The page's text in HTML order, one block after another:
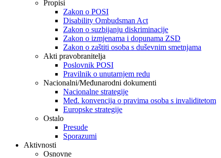
Propisi
Zakon o POSI
Disability Ombudsman Act
Zakon o suzbijanju diskriminacije
Zakon o izmjenama i dopunama ZSD
Zakon o zaštiti osoba s duševnim smetnjama
Akti pravobranitelja
Poslovnik POSI
Pravilnik o unutarnjem redu
Nacionalni/Međunarodni dokumenti
Nacionalne strategije
Međ. konvencija o pravima osoba s invaliditetom
Europske strategije
Ostalo
Presude
Sporazumi
Aktivnosti
Osnovne